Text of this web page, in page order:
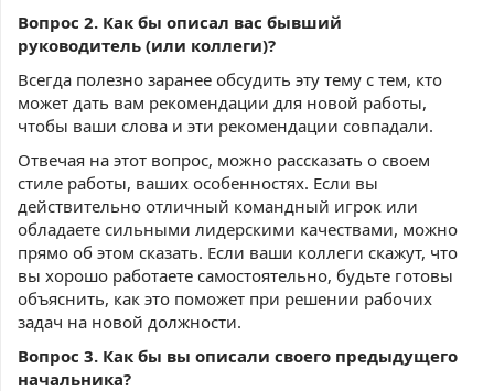
Вопрос 2. Как бы описал вас бывший
руководитель (или коллеги)?
Всегда полезно заранее обсудить эту тему с тем, кто
может дать вам рекомендации для новой работы,
чтобы ваши слова и эти рекомендации совпадали.
Отвечая на этот вопрос, можно рассказать о своем
стиле работы, ваших особенностях. Если вы
действительно отличный командный игрок или
обладаете сильными лидерскими качествами, можно
прямо об этом сказать. Если ваши коллеги скажут, что
вы хорошо работаете самостоятельно, будьте готовы
объяснить, как это поможет при решении рабочих
задач на новой должности.
Вопрос 3. Как бы вы описали своего предыдущего
начальника?